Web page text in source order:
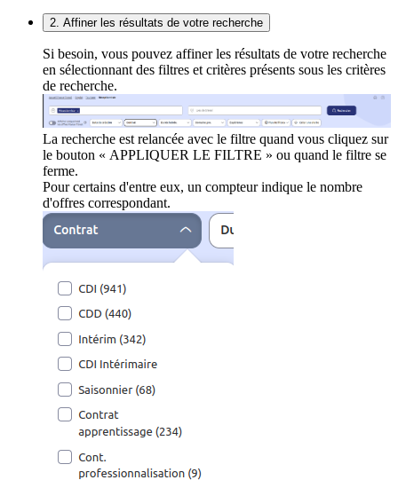
2. Affiner les résultats de votre recherche
Si besoin, vous pouvez affiner les résultats de votre recherche
en sélectionnant des filtres et critères présents sous les critères
de recherche.
La recherche est relancée avec le filtre quand vous cliquez sur
le bouton « APPLIQUER LE FILTRE » ou quand le filtre se
ferme.
Pour certains d'entre eux, un compteur indique le nombre
d'offres correspondant.